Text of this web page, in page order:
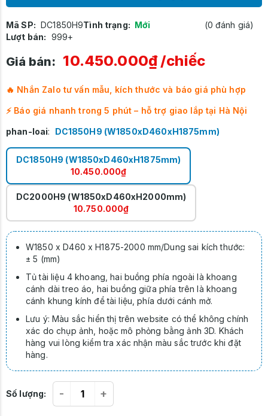
Mã SP: DC1850H9Tình trạng: Mới
(0 đánh giá)
Lượt bán: 999+
Giá bán: 10.450.000₫/chiếc
🔥 Nhắn Zalo tư vấn mẫu, kích thước và báo giá phù hợp
⚡ Báo giá nhanh trong 5 phút – hỗ trợ giao lắp tại Hà Nội
phan-loai: DC1850H9 (W1850xD460xH1875mm)
DC1850H9 (W1850xD460xH1875mm)
10.450.000₫
DC2000H9 (W1850xD460xH2000mm)
10.750.000₫
W1850 x D460 x H1875-2000 mm/Dung sai kích thước:
± 5 (mm)
Tủ tài liệu 4 khoang, hai buồng phía ngoài là khoang
cánh dài treo áo, hai buồng giữa phía trên là khoang
cánh khung kính để tài liệu, phía dưới cánh mở.
Lưu ý: Màu sắc hiển thị trên website có thể không chính
xác do chụp ảnh, hoặc mô phỏng bằng ảnh 3D. Khách
hàng vui lòng kiểm tra xác nhận màu sắc trước khi đặt
hàng.
Số lượng: - +